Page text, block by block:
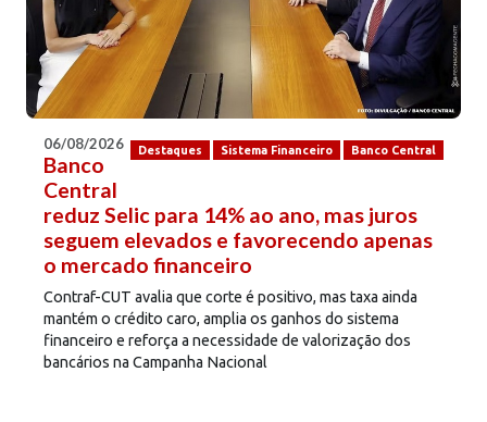
Destaques Sistema Financeiro Banco Central
06/08/2026
Banco
Central
reduz Selic para 14% ao ano, mas juros
seguem elevados e favorecendo apenas
o mercado financeiro
Contraf-CUT avalia que corte é positivo, mas taxa ainda
mantém o crédito caro, amplia os ganhos do sistema
financeiro e reforça a necessidade de valorização dos
bancários na Campanha Nacional